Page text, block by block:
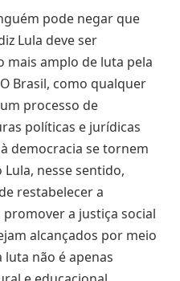
pode negar que
Lula deve ser
mais amplo de luta pela
Brasil, como qualquer
processo de
políticas e jurídicas
democracia se tornem
nesse sentido,
restabelecer a
a justiça social
alcançados por meio
luta não é apenas